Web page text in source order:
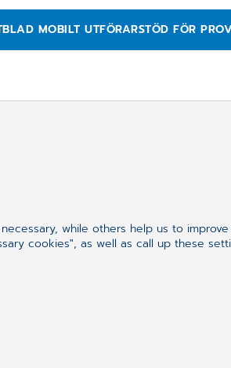
MOBILT UTFÖRARSTÖD FÖR
while others help us to
cookies", as well as call up these